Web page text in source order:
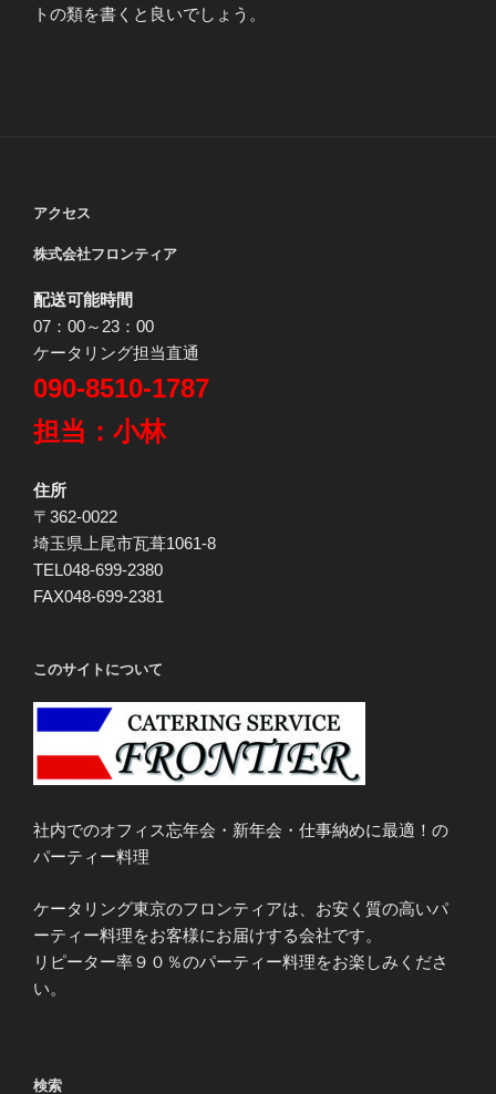
トの類を書くと良いでしょう。
アクセス
株式会社フロンティア
配送可能時間
07：00～23：00
ケータリング担当直通
090-8510-1787
担当：小林
住所
〒362-0022
埼玉県上尾市瓦葺1061-8
TEL048-699-2380
FAX048-699-2381
このサイトについて
社内でのオフィス忘年会・新年会・仕事納めに最適！の
パーティー料理
ケータリング東京のフロンティアは、お安く質の高いパ
ーティー料理をお客様にお届けする会社です。
リピーター率９０％のパーティー料理をお楽しみくださ
い。
検索